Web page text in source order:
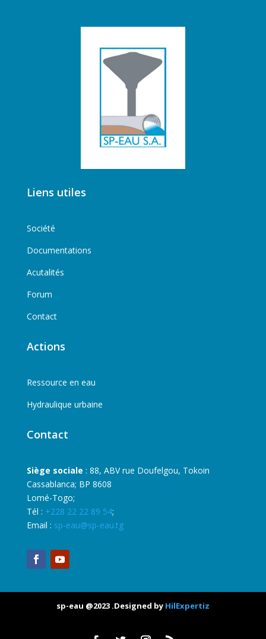
Liens utiles
Société
Documentations
Acutalités
Forum
Contact
Actions
Ressource en eau
Hydraulique urbaine
Contact
Siège sociale : 88, ABV rue Doufelgou, Tokoin
Cassablanca; BP 8608
Lomé-Togo;
Tél : +228 22 22 89 54;
Email : sp-eau@sp-eau.tg
sp-eau @2023 .Designed by HilExpertiz